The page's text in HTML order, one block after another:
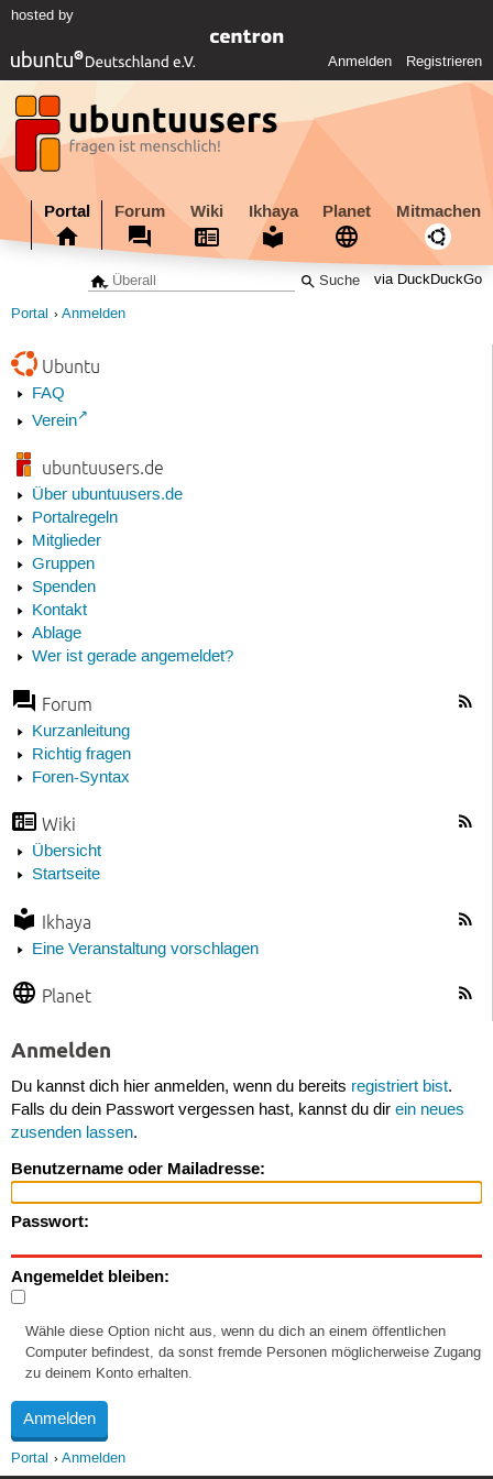
hosted by
Anmelden Registrieren
Portal Forum Wiki Ikhaya Planet Mitmachen
via DuckDuckGo
Portal Anmelden
Ubuntu
FAQ
Verein
ubuntuusers.de
Über ubuntuusers.de
Portalregeln
Mitglieder
Gruppen
Spenden
Kontakt
Ablage
Wer ist gerade angemeldet?
Forum
Kurzanleitung
Richtig fragen
Foren-Syntax
Wiki
Übersicht
Startseite
Ikhaya
Eine Veranstaltung vorschlagen
Planet
Anmelden
Du kannst dich hier anmelden, wenn du bereits registriert bist.
Falls du dein Passwort vergessen hast, kannst du dir ein neues
zusenden lassen.
Benutzername oder Mailadresse:
Passwort:
Angemeldet bleiben:
Wähle diese Option nicht aus, wenn du dich an einem öffentlichen
Computer befindest, da sonst fremde Personen möglicherweise Zugang
zu deinem Konto erhalten.
Portal Anmelden